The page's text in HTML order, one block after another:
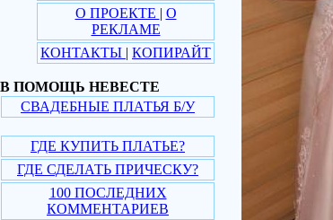
О ПРОЕКТЕ | О
РЕКЛАМЕ
КОНТАКТЫ | КОПИРАЙТ
В ПОМОЩЬ НЕВЕСТЕ
СВАДЕБНЫЕ ПЛАТЬЯ Б/У
ГДЕ КУПИТЬ ПЛАТЬЕ?
ГДЕ СДЕЛАТЬ ПРИЧЕСКУ?
100 ПОСЛЕДНИХ
КОММЕНТАРИЕВ